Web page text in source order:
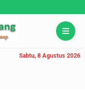
Sabtu, 8 Agustus 2026